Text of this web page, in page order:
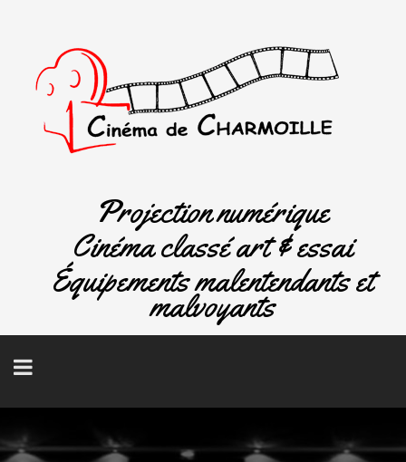
Projection numérique
Cinéma classé art & essai
Équipements malentendants et
malvoyants